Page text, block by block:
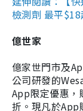
檢測劑 最平
億世家
億家世門市及
公司研發的
App限定優惠，
折。現凡於